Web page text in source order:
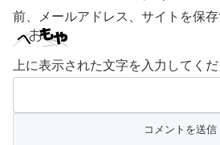
前、メールアドレス、サイトを保存
上に表示された文字を入力してくだ